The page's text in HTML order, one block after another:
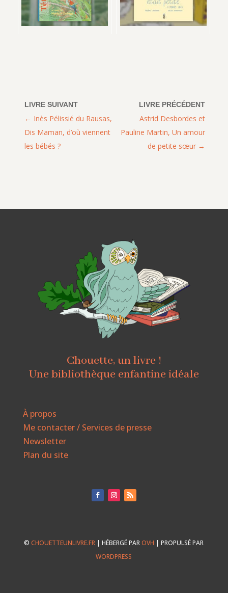
Astrid Desbordes et
Pauline Martin, Un amour
de petite sœur
Inès Pélissié du Rausas,
Dis Maman, d’où viennent
les bébés ?
Chouette, un livre !
Une bibliothèque enfantine idéale
À propos
Me contacter / Services de presse
Newsletter
Plan du site
©CHOUETTEUNLIVRE.FR | HÉBERGÉ PAROVH | PROPULSÉ PAR
WORDPRESS